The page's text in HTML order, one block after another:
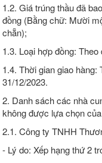
1.2. Giá trúng thầu đã
đồng (Bằng chữ: Mười
chẵn);
1.3. Loại hợp đồng:
1.4. Thời gian giao
31/12/2023.
2. Danh sách các nhà
không được lựa chọn
2.1. Công ty TNHH
- Lý do: Xếp hạng thứ 2